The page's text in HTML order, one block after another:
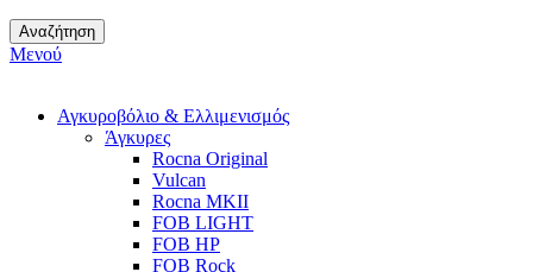
Αναζήτηση
Μενού
Αγκυροβόλιο & Ελλιμενισμός
Άγκυρες
Rocna Original
Vulcan
Rocna MKII
FOB LIGHT
FOB HP
FOB Rock